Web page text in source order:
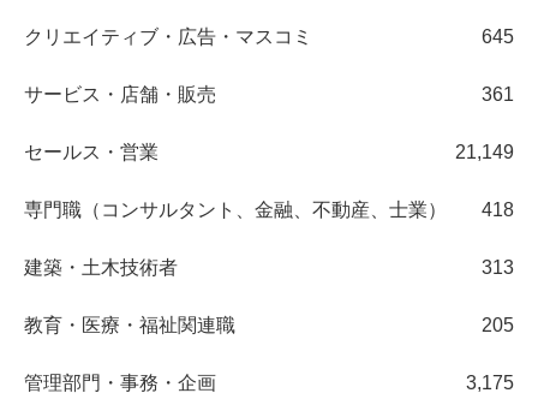
クリエイティブ・広告・マスコミ 645
サービス・店舗・販売 361
セールス・営業 21,149
専門職（コンサルタント、金融、不動産、士業） 418
建築・土木技術者 313
教育・医療・福祉関連職 205
管理部門・事務・企画 3,175